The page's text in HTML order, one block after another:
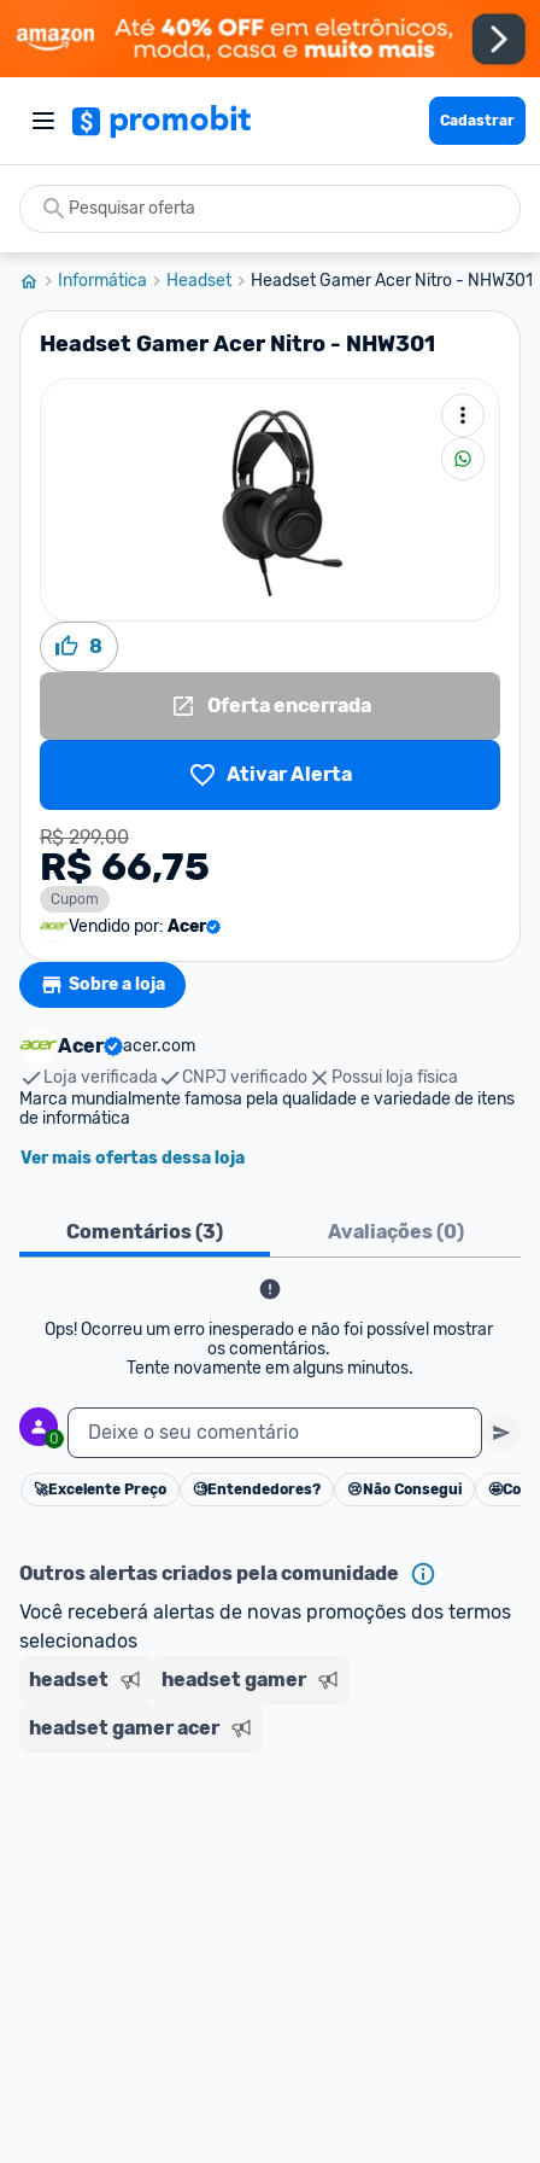
Cadastrar
Informática Headset Headset Gamer Acer Nitro - NHW301
Headset Gamer Acer Nitro - NHW301
8
Oferta encerrada
Ativar Alerta
R$ 299,00
R$ 66,75
Cupom
Vendido por: Acer
Sobre a loja
Acer
acer.com
Loja verificada
CNPJ verificado
Possui loja física
Marca mundialmente famosa pela qualidade e variedade de itens
de informática
Ver mais ofertas dessa loja
Comentários (3) Avaliações (0)
Ops! Ocorreu um erro inesperado e não foi possível mostrar
os comentários.
Tente novamente em alguns minutos.
0 Deixe o seu comentário
Cancelar
🚀Excelente Preço 🧐Entendedores? 😢 Não Consegui 🤩
Outros alertas criados pela comunidade
Você receberá alertas de novas promoções dos termos
selecionados
headset
headset gamer
headset gamer acer